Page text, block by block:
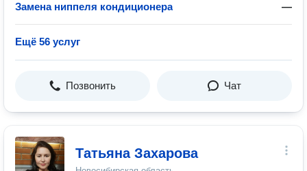
Замена ниппеля кондиционера —
Ещё 56 услуг
Позвонить Чат
Татьяна Захарова